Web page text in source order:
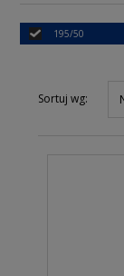
195/50
Sortuj wg: